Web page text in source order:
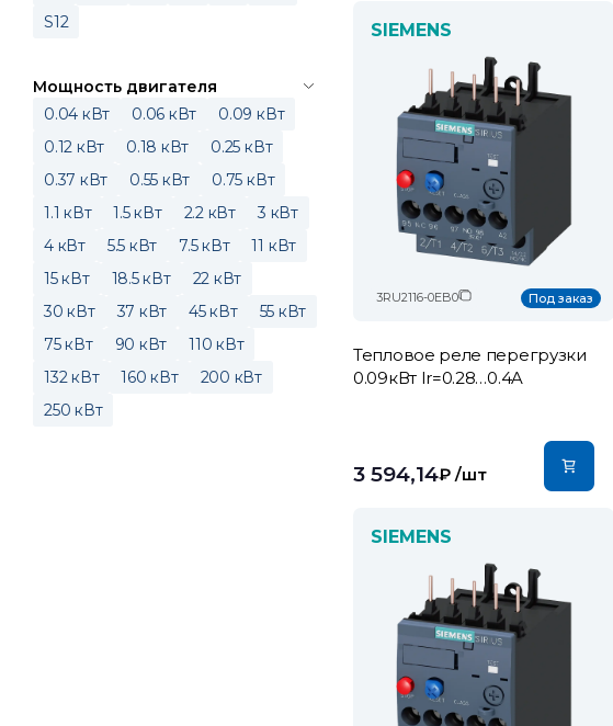
S12
Мощность двигателя
0.04 кВт
0.06 кВт
0.09 кВт
0.12 кВт
0.18 кВт
0.25 кВт
0.37 кВт
0.55 кВт
0.75 кВт
1.1 кВт
1.5 кВт 2.2 кВт
3 кВт
4 кВт
5.5 кВт 7.5 кВт
11 кВт
15 кВт
18.5 кВт
22 кВт
30 кВт
37 кВт 45 кВт
55 кВт
75 кВт
90 кВт
110 кВт
132 кВт
160 кВт
200 кВт
250 кВт
SIEMENS
3RU2116-0EB0 Под заказ
Тепловое реле перегрузки
0.09кВт Ir=0.28…0.4A
3 594,14₽ /шт
SIEMENS